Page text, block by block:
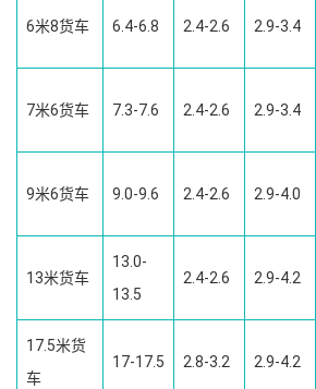
6米8货车 6.4-6.8 2.4-2.6 2.9-3.4
7米6货车 7.3-7.6 2.4-2.6 2.9-3.4
9米6货车 9.0-9.6 2.4-2.6 2.9-4.0
13米货车
13.0-
13.5
2.4-2.6 2.9-4.2
17.5米货
车
17-17.5 2.8-3.2 2.9-4.2